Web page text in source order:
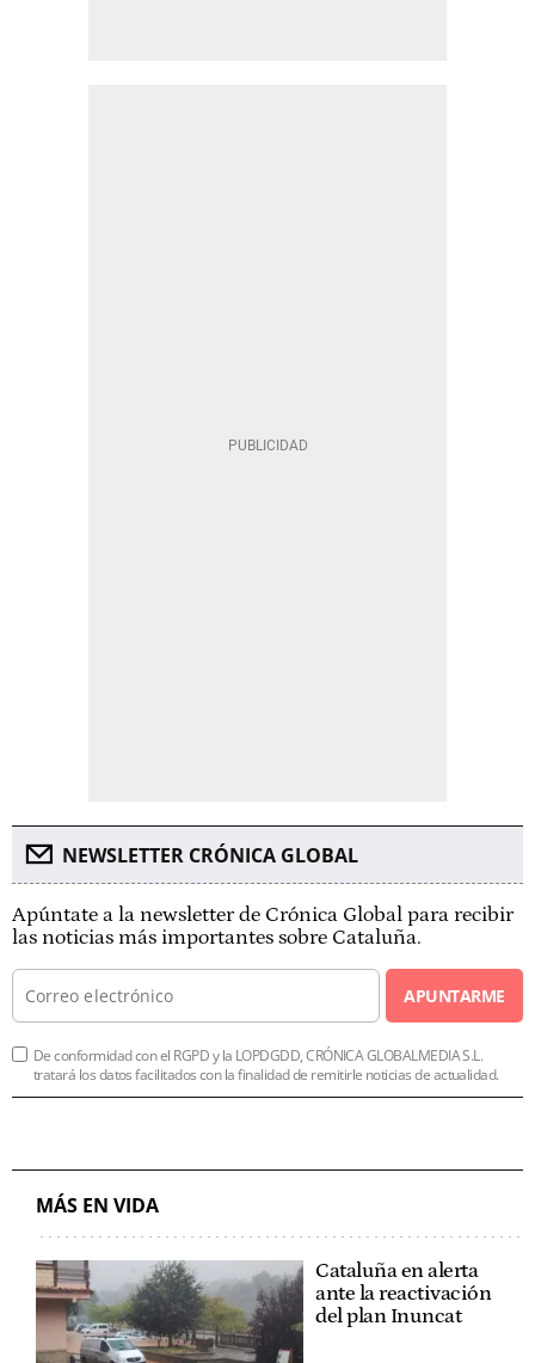
NEWSLETTER CRÓNICA GLOBAL
Apúntate a la newsletter de Crónica Global para recibir
las noticias más importantes sobre Cataluña.
APUNTARME
De conformidad con el RGPD y la LOPDGDD, CRÓNICA GLOBALMEDIA S.L.
tratará los datos facilitados con la finalidad de remitirle noticias de actualidad.
MÁS EN VIDA
Cataluña en alerta
ante la reactivación
del plan Inuncat